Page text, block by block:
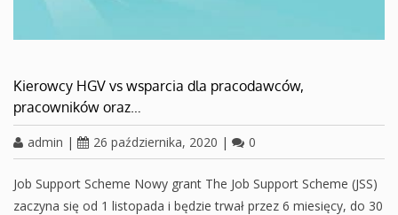
Kierowcy HGV vs wsparcia dla pracodawców,
pracowników oraz…
admin | 26 października, 2020 | 0
Job Support Scheme Nowy grant The Job Support Scheme (JSS)
zaczyna się od 1 listopada i będzie trwał przez 6 miesięcy, do 30